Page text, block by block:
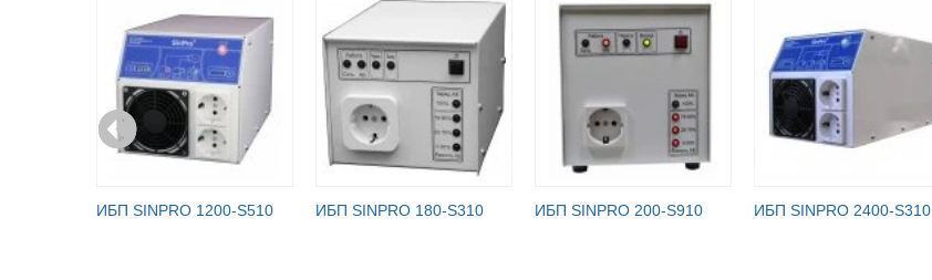
ИБП SINPRO 1200-S510 ИБП SINPRO 180-S310 ИБП SINPRO 200-S910 ИБП SINPRO 2400-S310